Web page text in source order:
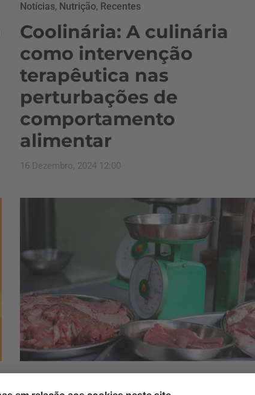
Notícias, Nutrição, Recentes
Coolinária: A culinária
como intervenção
terapêutica nas
perturbações de
comportamento
alimentar
16 Dezembro, 2024 12:00